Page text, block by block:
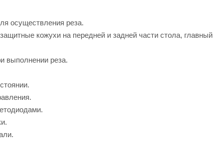
осуществления реза.
кожухи на передней и задней части стола, главный
выполнении реза.